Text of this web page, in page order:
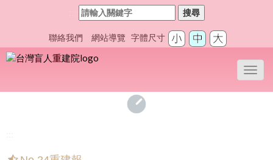
::: 搜尋
聯絡我們 網站導覽 字體尺寸
:::